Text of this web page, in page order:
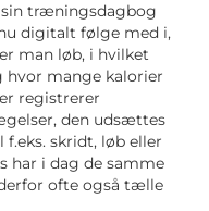
sin træningsdagbog
digitalt følge med i,
man løb, i hvilket
hvor mange kalorier
registrerer
den udsættes
skridt, løb eller
har i dag de samme
ofte også tælle